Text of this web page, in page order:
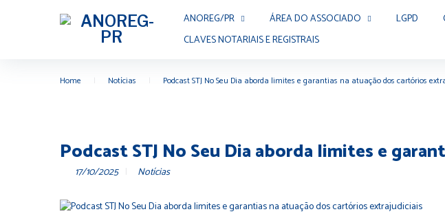
ANOREG/PR ÁREA DO ASSOCIADO LGPD
CLAVES NOTARIAIS E REGISTRAIS
Home Notícias Podcast STJ No Seu Dia aborda limites e garantias na atuação dos cartórios
Podcast STJ No Seu Dia aborda limites e
17/10/2025 Notícias